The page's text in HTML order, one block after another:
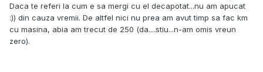
Daca te referi la cum e sa mergi cu el decapotat...nu am apucat
:)) din cauza vremii. De altfel nici nu prea am avut timp sa fac km
cu masina, abia am trecut de 250 (da....stiu...n-am omis vreun
zero).